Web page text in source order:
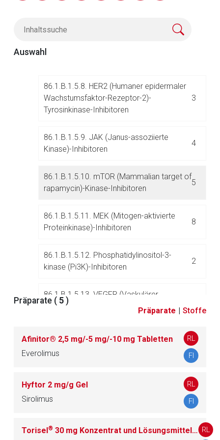
Auswahl
86.1.B.1.5.7. FGFR (Fibroblasten-
Wachstumsfaktor-Rezeptor)-
86.1.B.1.5.8. HER2 (Humaner epidermaler
Wachstumsfaktor-Rezeptor-2)-
Tyrosinkinase-Inhibitoren
3
86.1.B.1.5.9. JAK (Janus-assoziierte
Kinase)-Inhibitoren
4
86.1.B.1.5.10. mTOR (Mammalian target of
rapamycin)-Kinase-Inhibitoren
5
86.1.B.1.5.11. MEK (Mitogen-aktivierte
Proteinkinase)-Inhibitoren
8
86.1.B.1.5.12. Phosphatidylinositol-3-
kinase (Pi3K)-Inhibitoren
2
86.1.B.1.5.13. VEGFR (Vaskulärer
endothelialer Wachstumsfaktor-Rezeptor)-
86.1.B.1.5.14. Andere Proteinkinase-
Inhibitoren
25
68
86.1.B.1.7. Andere antineoplastische Mittel 45
Präparate ( 5 )
Präparate | Stoffe
Afinitor® 2,5 mg/-5 mg/-10 mg Tabletten
Everolimus
RL
FI
Hyftor 2 mg/g Gel
Sirolimus
RL
FI
Torisel® 30 mg Konzentrat und Lösungsmittel zur Herstellung einer Infusionslösung RL
Aufruf einer externen Seite
Der von Ihnen aufgerufene Link öffnet eine externe Web-
Datenschutzbestimmungen.
Zurück zur rote-liste.de Zur Seite